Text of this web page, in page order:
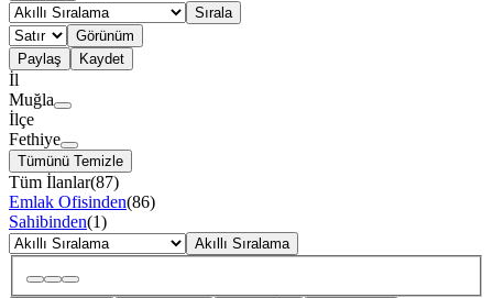
Sırala
Görünüm
Paylaş
Kaydet
İl
Muğla
İlçe
Fethiye
Tümünü Temizle
Tüm İlanlar(87)
Emlak Ofisinden(86)
Sahibinden(1)
Akıllı Sıralama